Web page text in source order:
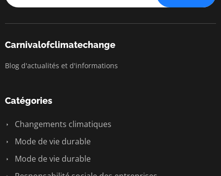
Carnivalofclimatechange
Blog d'actualités et d'informations
Catégories
Changements climatiques
Mode de vie durable
Mode de vie durable